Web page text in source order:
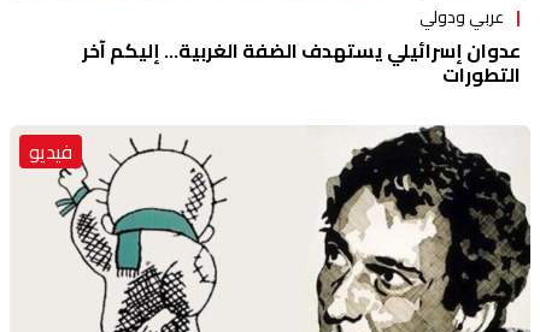
عربي ودولي
عدوان إسرائيلي يستهدف الضفة الغربية... إليكم آخر
التطورات
فيديو